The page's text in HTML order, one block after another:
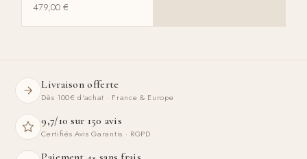
479,00€
Livraison offerte
Dès 100€ d'achat · France & Europe
9,7/10 sur 150 avis
Certifiés Avis Garantis · RGPD